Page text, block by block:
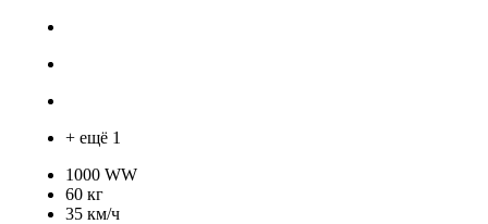
+ ещё 1
1000 WW
60 кг
35 км/ч